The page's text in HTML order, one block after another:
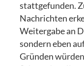
stattgefunden.
Nachrichten
Weitergabe an
sondern eben
Gründen